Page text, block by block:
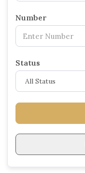
Number
Status